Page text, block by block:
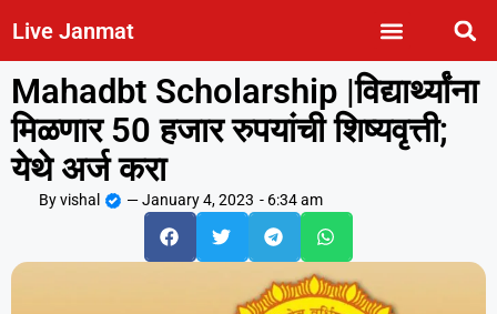
Live Janmat
Mahadbt Scholarship |विद्यार्थ्यांना
मिळणार 50 हजार रुपयांची शिष्यवृत्ती;
येथे अर्ज करा
Byvishal —January 4, 2023 - 6:34 am